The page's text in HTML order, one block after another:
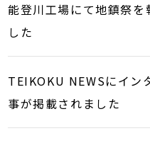
能登川工場にて地鎮祭を
した
TEIKOKU NEWSにイン
事が掲載されました